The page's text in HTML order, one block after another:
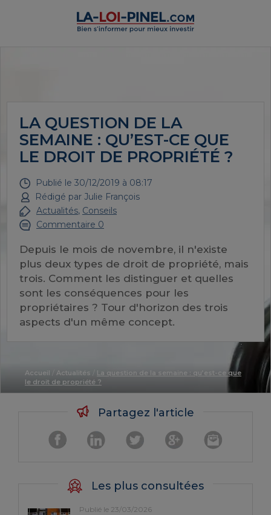
LA QUESTION DE LA
SEMAINE : QU’EST-CE QUE
LE DROIT DE PROPRIÉTÉ ?
Publié le 30/12/2019 à 08:17
Rédigé par Julie François
Actualités, Conseils
Commentaire 0
Depuis le mois de novembre, il n'existe
plus deux types de droit de propriété, mais
trois. Comment les distinguer et quelles
sont les conséquences pour les
propriétaires ? Tour d'horizon des trois
aspects d'un même concept.
Accueil / Actualités
La question de la semaine : qu’est-ce que
le droit de propriété ?
Partagez l'article
Les plus consultées
Publié le 23/03/2026